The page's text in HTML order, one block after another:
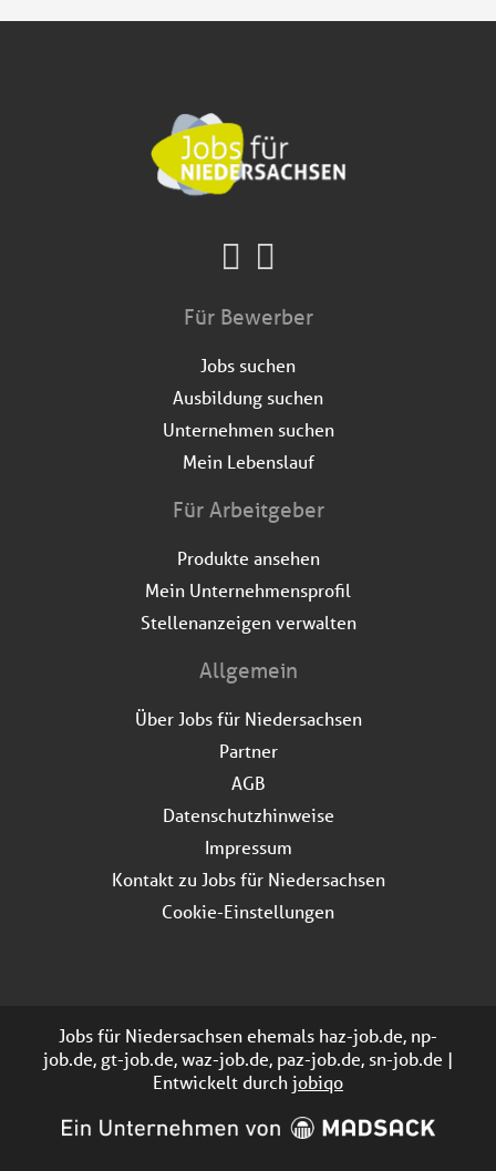
Für Bewerber
Jobs suchen
Ausbildung suchen
Unternehmen suchen
Mein Lebenslauf
Für Arbeitgeber
Produkte ansehen
Mein Unternehmensprofil
Stellenanzeigen verwalten
Allgemein
Über Jobs für Niedersachsen
Partner
AGB
Datenschutzhinweise
Impressum
Kontakt zu Jobs für Niedersachsen
Cookie-Einstellungen
Jobs für Niedersachsen ehemals haz-job.de, np-
job.de, gt-job.de, waz-job.de, paz-job.de, sn-job.de |
Entwickelt durchjobiqo